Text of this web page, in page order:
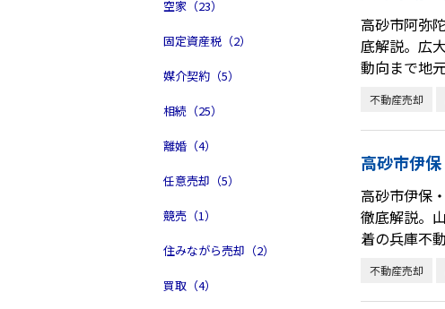
空家（23）
固定資産税（2）
媒介契約（5）
相続（25）
離婚（4）
任意売却（5）
競売（1）
住みながら売却（2）
買取（4）
高砂市阿弥
底解説。広
動向まで地
不動産売却
高砂市伊
高砂市伊保
徹底解説。
着の兵庫不
不動産売却